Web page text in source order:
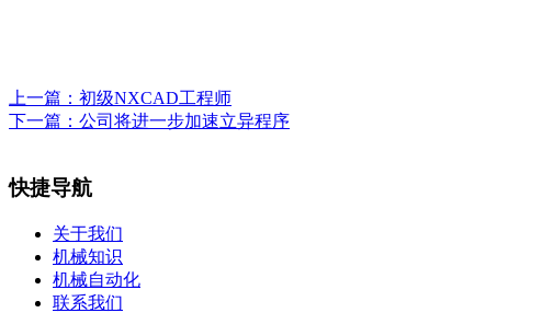
上一篇： 初级NXCAD工程师
下一篇： 公司将进一步加速立异程序
快捷导航
关于我们
机械知识
机械自动化
联系我们